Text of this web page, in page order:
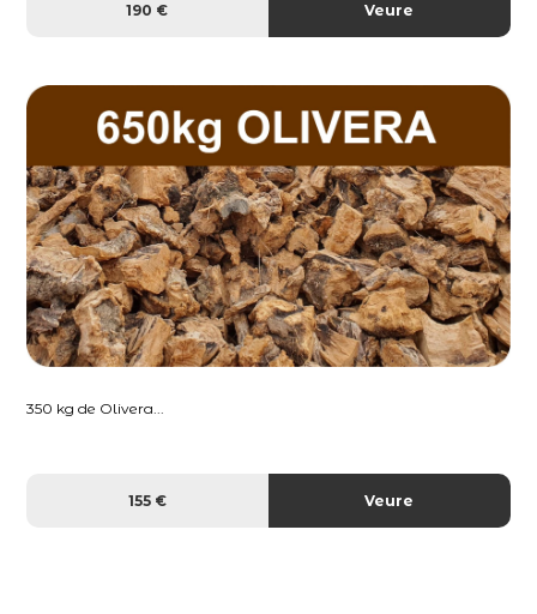
190 € Veure
350 kg de Olivera...
155 € Veure